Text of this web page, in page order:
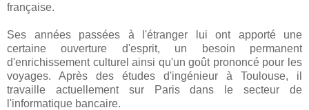
française.
Ses années passées à l'étranger lui ont apporté une
certaine ouverture d'esprit, un besoin permanent
d'enrichissement culturel ainsi qu'un goût prononcé pour les
voyages. Après des études d'ingénieur à Toulouse, il
travaille actuellement sur Paris dans le secteur de
l'informatique bancaire.